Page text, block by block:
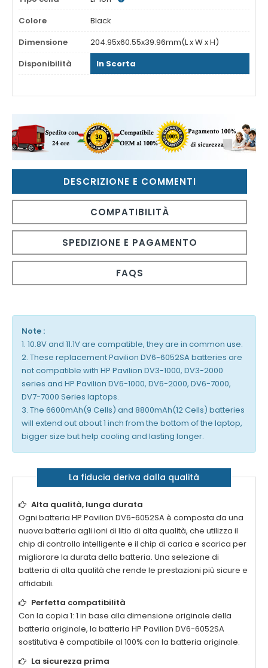
Colore
Black
Dimensione
204.95x60.55x39.96mm(L x W x H)
Disponibilità
In Scorta
DESCRIZIONE E COMMENTI
COMPATIBILITÀ
SPEDIZIONE E PAGAMENTO
FAQS
Note :
1. 10.8V and 11.1V are compatible, they are in common use.
2. These replacement Pavilion DV6-6052SA batteries are
not compatible with HP Pavilion DV3-1000, DV3-2000
series and HP Pavilion DV6-1000, DV6-2000, DV6-7000,
DV7-7000 Series laptops.
3. The 6600mAh(9 Cells) and 8800mAh(12 Cells) batteries
will extend out about 1 inch from the bottom of the laptop,
bigger size but help cooling and lasting longer.
La fiducia deriva dalla qualità
Alta qualità, lunga durata
Ogni batteria HP Pavilion DV6-6052SAè composta da una
nuova batteria agli ioni di litio di alta qualità, che utilizza il
chip di controllo intelligente e il chip di carica e scarica per
migliorare la durata della batteria. Una selezione di
batteria di alta qualità che rende le prestazioni più sicure e
affidabili.
Perfetta compatibilità
Con la copia 1: 1 in base alla dimensione originale della
batteria originale, la batteria HP Pavilion DV6-6052SA
sostitutiva è compatibile al 100% con la batteria originale.
La sicurezza prima